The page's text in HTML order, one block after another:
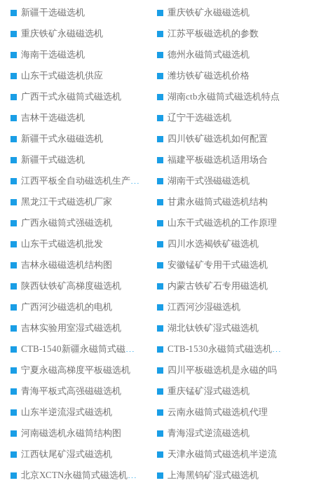
新疆干选磁选机
重庆铁矿永磁磁选机
重庆铁矿永磁磁选机
江苏平板磁选机的参数
海南干选磁选机
德州永磁筒式磁选机
山东干式磁选机供应
潍坊铁矿磁选机价格
广西干式永磁筒式磁选机
湖南ctb永磁筒式磁选机特点
吉林干选磁选机
辽宁干选磁选机
新疆干式永磁磁选机
四川铁矿磁选机如何配置
新疆干式磁选机
福建平板磁选机适用场合
江西平板全自动磁选机生产厂家
湖南干式强磁磁选机
黑龙江干式磁选机厂家
甘肃永磁筒式磁选机结构
广西永磁筒式强磁选机
山东干式磁选机的工作原理
山东干式磁选机批发
四川水选褐铁矿磁选机
吉林永磁磁选机结构图
安徽锰矿专用干式磁选机
陕西钛铁矿高梯度磁选机
内蒙古铁矿石专用磁选机
广西河沙磁选机的电机
江西河沙湿磁选机
吉林实验用室湿式磁选机
湖北钛铁矿湿式磁选机
CTB-1540新疆永磁筒式磁选机
CTB-1530永磁筒式磁选机代理商
宁夏永磁高梯度平板磁选机
四川平板磁选机是永磁的吗
青海平板式高强磁磁选机
重庆锰矿湿式磁选机
山东半逆流湿式磁选机
云南永磁筒式磁选机代理
河南磁选机永磁筒结构图
青海湿式逆流磁选机
江西钛尾矿湿式磁选机
天津永磁筒式磁选机半逆流
北京XCTN永磁筒式磁选机磁块位置
上海黑钨矿湿式磁选机